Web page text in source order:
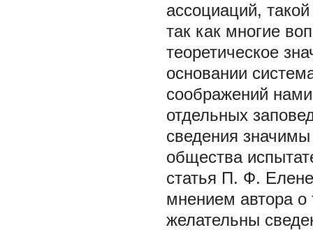
ассоциаций,
так как многие
теоретическое
основании
соображений
отдельных
сведения значимы
общества
статья П. Ф.
мнением автора
желательны